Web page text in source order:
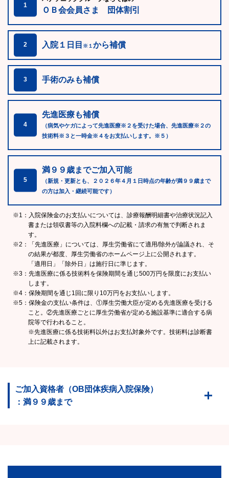
1
ＯＢ会会員さま 団体割引
2 入院１日目 ※１ から補償
3 手術のみも補償
4
先進医療も補償
（病気やケガによって先進医療※２を受けた場合、先進医療※２の
技術料※３と一時金※４をお支払いします。※５）
5
満９９歳までご加入可能
（新規・更新とも、２０２６年４月１日時点の年齢が満９９歳まで
の方は加入・継続可能です）
※1：入院保険金のお支払いについては、診療報酬明細書や治療状況記入
書または領収書等の入院料欄への記載・請求の有無で判断されま
す。
※2：「先進医療」については、厚生労働省にて適用/除外が論議され、そ
の結果が都度、厚生労働省のホームページ上に公開されます。
「適用日」「除外日」は施行日に準じます。
※3：先進医療に係る技術料を保険期間を通じ500万円を限度にお支払い
します。
※4：保険期間を通じ1回に限り10万円をお支払いします。
※5：保険金の支払い条件は、①厚生労働大臣が定める先進医療を受ける
こと。②先進医療ごとに厚生労働省が定める施設基準に適合する病
院等で行われること。
※先進医療に係る技術料以外はお支払対象外です。技術料は診断書
上に記載されます。
ご加入資格者（OB団体疾病入院保険）
：満９９歳まで